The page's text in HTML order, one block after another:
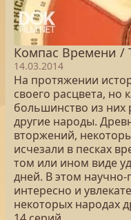
Компас Времени /
14.03.2014
На протяжении
своего расцвета,
большинство из
другие народы.
вторжений,
исчезали в песках
том или ином виде
дней. В этом
интересно и
некоторых народах